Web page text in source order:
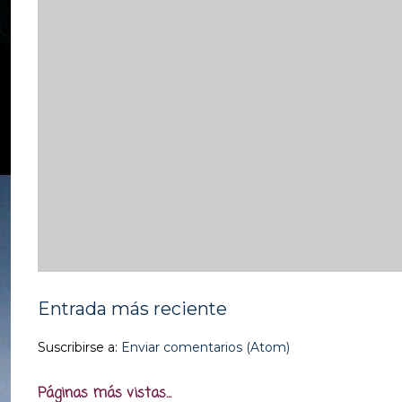
Entrada más reciente
Suscribirse a: Enviar comentarios (Atom)
Páginas más vistas...